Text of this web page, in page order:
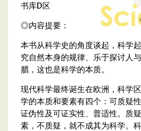
书库D区
◎内容提要：
本书从科学史的角度谈起，科学
究自然本身的规律、乐于探讨人
腊，这也是科学的本质。
现代科学最终诞生在欧洲，科学
学的本质和要素有四个：可质疑
证伪性及可证实性、普适性。质
素，不质疑，就不成其为科学。